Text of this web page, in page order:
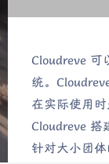
Cloudreve 可
统。
在实际使用
Cloudreve 搭
针对大小团体